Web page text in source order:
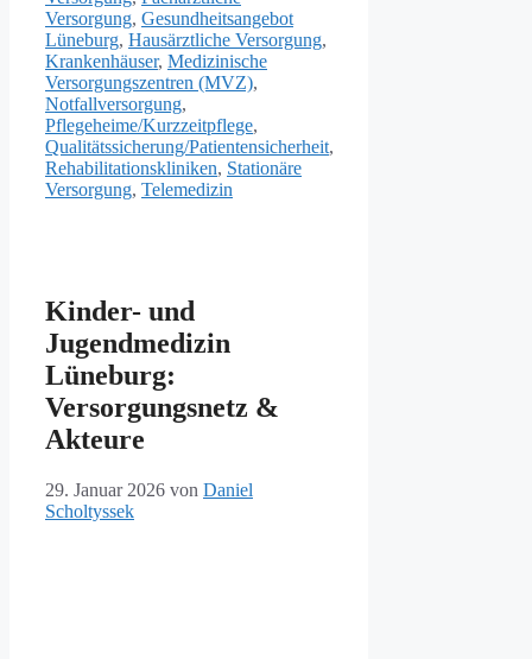
Versorgung, Gesundheitsangebot
Lüneburg, Hausärztliche Versorgung,
Krankenhäuser, Medizinische
Versorgungszentren (MVZ),
Notfallversorgung,
Pflegeheime/Kurzzeitpflege,
Qualitätssicherung/Patientensicherheit,
Rehabilitationskliniken, Stationäre
Versorgung, Telemedizin
Kinder- und
Jugendmedizin
Lüneburg:
Versorgungsnetz &
Akteure
29. Januar 2026 von Daniel
Scholtyssek